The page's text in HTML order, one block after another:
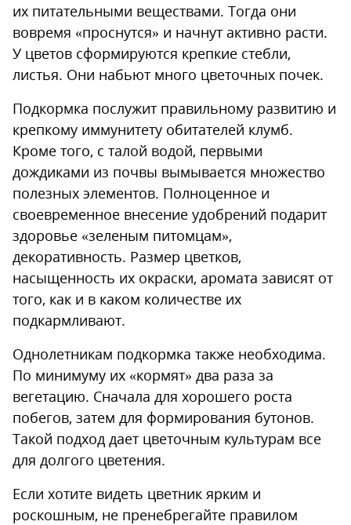
их питательными веществами. Тогда они
вовремя «проснутся» и начнут активно расти.
У цветов сформируются крепкие стебли,
листья. Они набьют много цветочных почек.
Подкормка послужит правильному развитию и
крепкому иммунитету обитателей клумб.
Кроме того, с талой водой, первыми
дождиками из почвы вымывается множество
полезных элементов. Полноценное и
своевременное внесение удобрений подарит
здоровье «зеленым питомцам»,
декоративность. Размер цветков,
насыщенность их окраски, аромата зависят от
того, как и в каком количестве их
подкармливают.
Однолетникам подкормка также необходима.
По минимуму их «кормят» два раза за
вегетацию. Сначала для хорошего роста
побегов, затем для формирования бутонов.
Такой подход дает цветочным культурам все
для долгого цветения.
Если хотите видеть цветник ярким и
роскошным, не пренебрегайте правилом